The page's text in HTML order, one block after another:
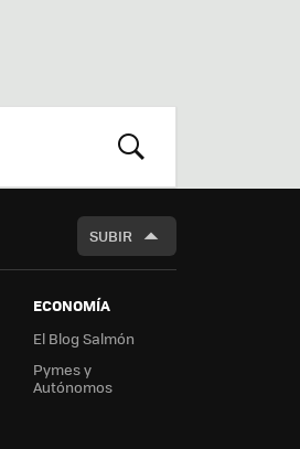
BUSCAR
SUBIR
ECONOMÍA
El Blog Salmón
Pymes y
Autónomos